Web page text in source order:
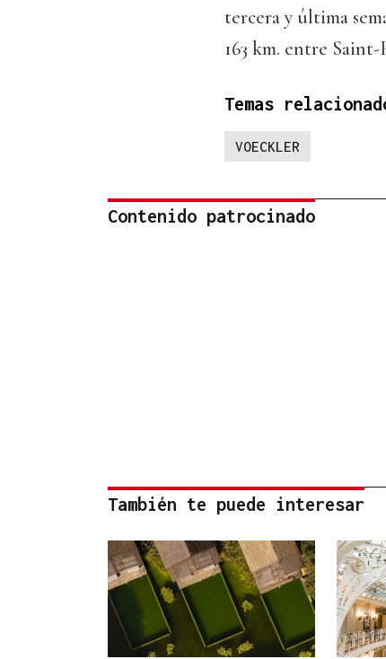
tercera y última
163 km. entre
Temas
VOECKLER
Contenido patrocinado
También te puede interesar